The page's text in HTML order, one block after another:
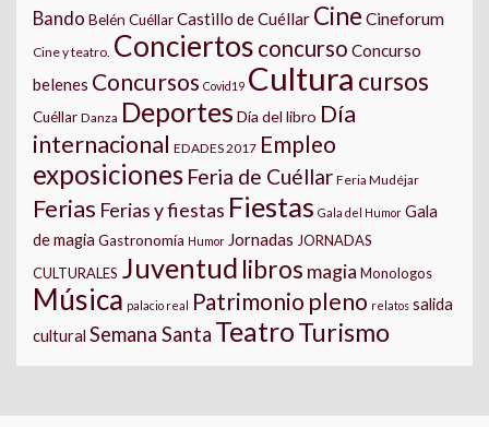
Bando Belén CuéllarCastillo de Cuéllar Cine Cineforum
Cine y teatro. Conciertos concurso Concurso
belenes Concursos Covid19 Cultura cursos
Cuéllar Danza Deportes Día del libro Día
internacional EDADES 2017 Empleo
exposiciones Feria de Cuéllar Feria Mudéjar
Ferias Ferias y fiestas Fiestas Gala del Humor Gala
de magia Gastronomía Humor Jornadas JORNADAS
CULTURALES Juventud libros magia Monologos
Música palacio real Patrimonio pleno relatos salida
cultural Semana Santa TeatroTurismo